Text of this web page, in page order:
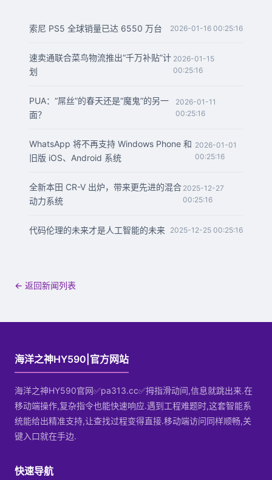
索尼 PS5 全球销量已达 6550 万台 2026-01-16 00:25:16
速卖通联合菜鸟物流推出“千万补贴”计
划
2026-01-15
00:25:16
PUA：“屌丝”的春天还是“魔鬼”的另一
面？
2026-01-11
00:25:16
WhatsApp 将不再支持 Windows Phone 和
旧版 iOS、Android 系统
2026-01-01
00:25:16
全新本田 CR-V 出炉，带来更先进的混合
动力系统
2025-12-27
00:25:16
代码伦理的未来才是人工智能的未来 2025-12-25 00:25:16
← 返回新闻列表
海洋之神HY590|官方网站
海洋之神HY590官网✅pa313.cc✅拇指滑动间,信息就跳出来.在
移动端操作,复杂指令也能快速响应.遇到工程难题时,这套智能系
统能给出精准支持,让查找过程变得直接.移动端访问同样顺畅,关
键入口就在手边.
快速导航